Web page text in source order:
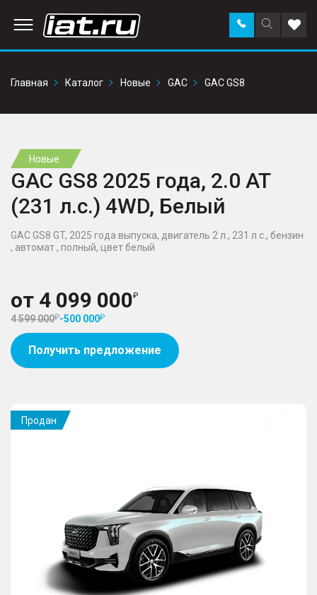
Поиск
по
Заказать
звонок в
Главная
Каталог Новые GAC GAC GS8
Новые
GAC GS8 2025 года, 2.0 AT
(231 л.с.) 4WD, Белый
GAC GS8 GT, 2025 года выпуска, двигатель 2 л., 231 л.с., бензин
, автомат , полный, цвет белый
от 4 099 000
4 599 000 -500 000
Получить предложение
Продан